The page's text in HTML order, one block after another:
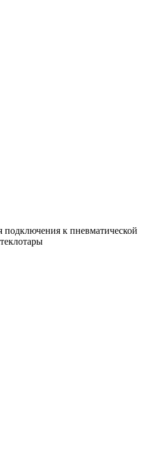
подключения к пневматической